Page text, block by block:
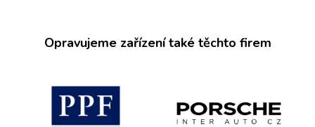
Opravujeme zařízení také těchto firem